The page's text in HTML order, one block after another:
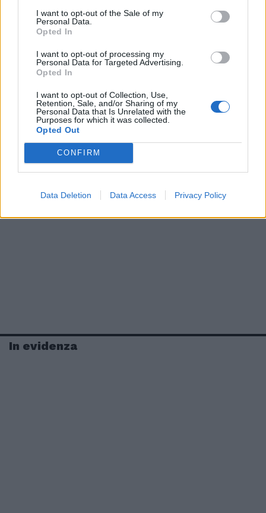
I want to opt-out of the Sale of my
Personal Data.
Opted In
I want to opt-out of processing my
Personal Data for Targeted Advertising.
Opted In
I want to opt-out of Collection, Use,
Retention, Sale, and/or Sharing of my
Personal Data that Is Unrelated with the
Purposes for which it was collected.
Opted Out
CONFIRM
Data Deletion Data Access Privacy Policy
In evidenza